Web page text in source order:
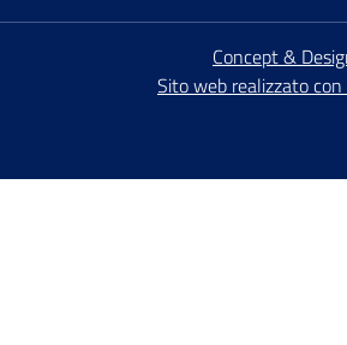
Concept &
Sito web realizzato con